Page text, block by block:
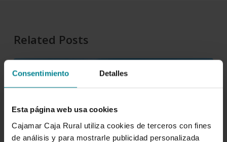
Consentimiento Detalles
Esta página web usa cookies
Cajamar Caja Rural utiliza cookies de terceros con fines
de análisis y para mostrarle publicidad personalizada
Related Posts
“CONTRIBUCIÓN A LA ECONOMÍA ESPAÑOLA”
Cajamar:
impulsando
crecimiento
e